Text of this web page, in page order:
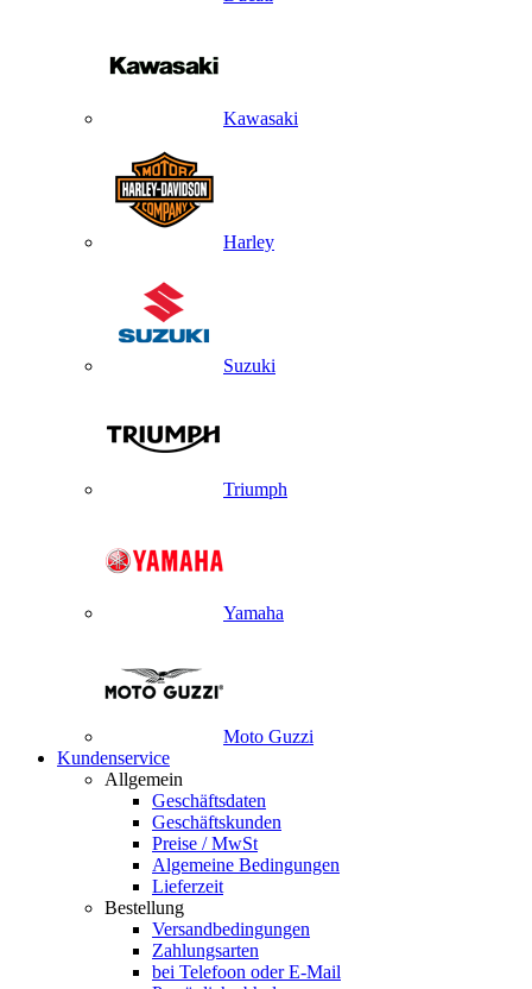
Kawasaki
Harley
Suzuki
Triumph
Yamaha
Moto Guzzi
Kundenservice
Allgemein
Geschäftsdaten
Geschäftskunden
Preise / MwSt
Algemeine Bedingungen
Lieferzeit
Bestellung
Versandbedingungen
Zahlungsarten
bei Telefoon oder E-Mail